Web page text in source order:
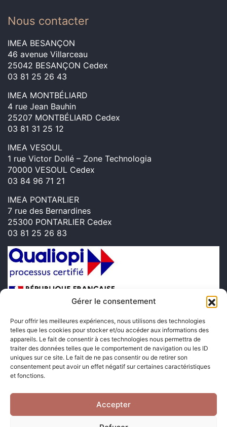
Gérer le consentement
Pour offrir les meilleures expériences, nous utilisons des technologies
telles que les cookies pour stocker et/ou accéder aux informations des
appareils. Le fait de consentir à ces technologies nous permettra de
traiter des données telles que le comportement de navigation ou les ID
uniques sur ce site. Le fait de ne pas consentir ou de retirer son
consentement peut avoir un effet négatif sur certaines caractéristiques
et fonctions.
Accepter
Nous contacter
IMEA BESANÇON
46 avenue Villarceau
25042 BESANÇON Cedex
03 81 25 26 43
IMEA MONTBÉLIARD
4 rue Jean Bauhin
25207 MONTBÉLIARD Cedex
03 81 31 25 12
IMEA VESOUL
1 rue Victor Dollé – Zone Technologia
70000 VESOUL Cedex
03 84 96 71 21
IMEA PONTARLIER
7 rue des Bernardines
25300 PONTARLIER Cedex
03 81 25 26 83
Suivez-nous sur les réseaux sociaux